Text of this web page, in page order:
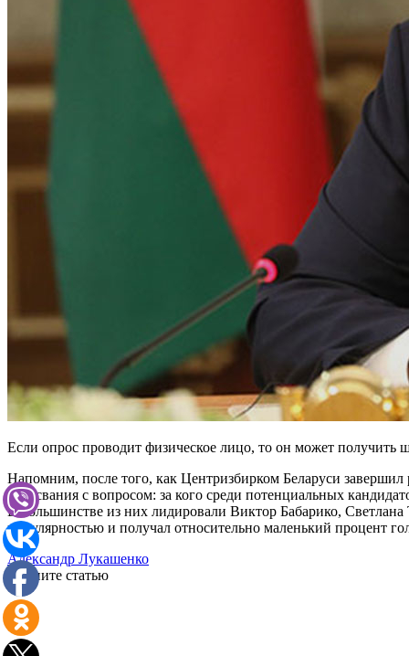
Если опрос проводит физическое лицо, то он может получить
Напомним, после того, как Центризбирком Беларуси
голосвания с вопросом: за кого среди потенциальных
В большинстве из них лидировали Виктор Бабарико,
популярностью и получал относительно маленький процент
Александр Лукашенко
Оцените статью